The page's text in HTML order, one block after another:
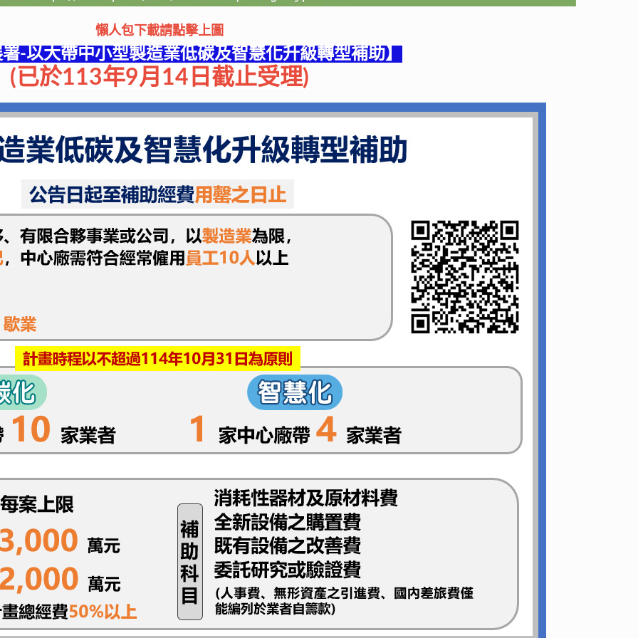
懶人包下載請點擊上圖
-以大帶中小型製造業低碳及智慧化升級轉型補助】
(已於113年9月14日截止受理)